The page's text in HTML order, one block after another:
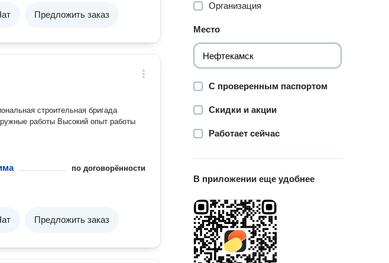
Предложить заказ
строительная бригада
Высокий опыт работы
по договорённости
Предложить заказ
Организация
Место
С проверенным паспортом
Скидки и акции
Работает сейчас
В приложении еще удобнее